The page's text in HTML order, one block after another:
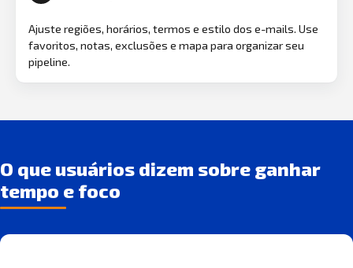
Ajuste regiões, horários, termos e estilo dos e-mails. Use
favoritos, notas, exclusões e mapa para organizar seu
pipeline.
O que usuários dizem sobre ganhar
tempo e foco